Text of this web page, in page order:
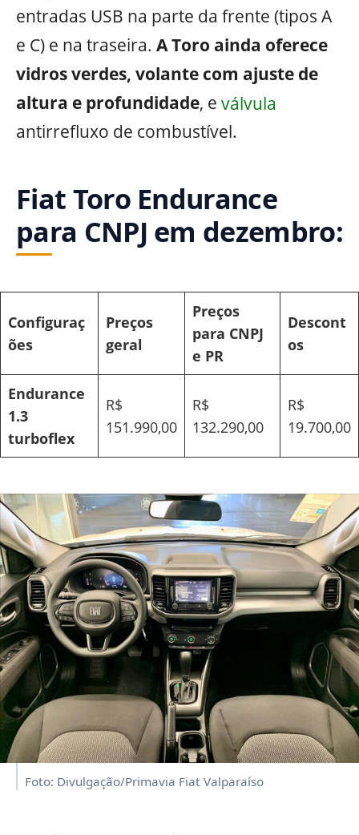
entradas USB na parte da frente (tipos A
e C) e na traseira. A Toro ainda oferece
vidros verdes, volante com ajuste de
altura e profundidade, e válvula
antirrefluxo de combustível.
Fiat Toro Endurance
para CNPJ em dezembro:
Configuraç
ões
Preços
geral
Preços
para CNPJ
e PR
Descont
os
Endurance
1.3
turboflex
R$
151.990,00
R$
132.290,00
R$
19.700,00
Foto: Divulgação/Primavia Fiat Valparaíso